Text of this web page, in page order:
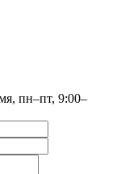
пн–пт, 9:00–